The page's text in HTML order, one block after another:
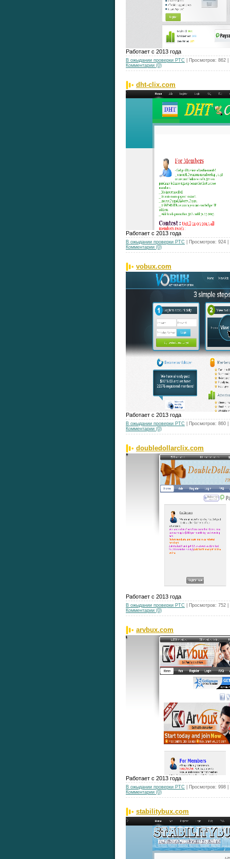
Работает с 2013 года
В ожыдании проверки РТС | Просмотров: 862
Комментарии (0)
dht-clix.com
Работает с 2013 года
В ожыдании проверки РТС | Просмотров: 924
Комментарии (0)
vobux.com
Работает с 2013 года
В ожыдании проверки РТС | Просмотров: 860
Комментарии (0)
doubledollarclix.com
Работает с 2013 года
В ожыдании проверки РТС | Просмотров: 752
Комментарии (0)
arvbux.com
Работает с 2013 года
В ожыдании проверки РТС | Просмотров: 998
Комментарии (0)
stabilitybux.com